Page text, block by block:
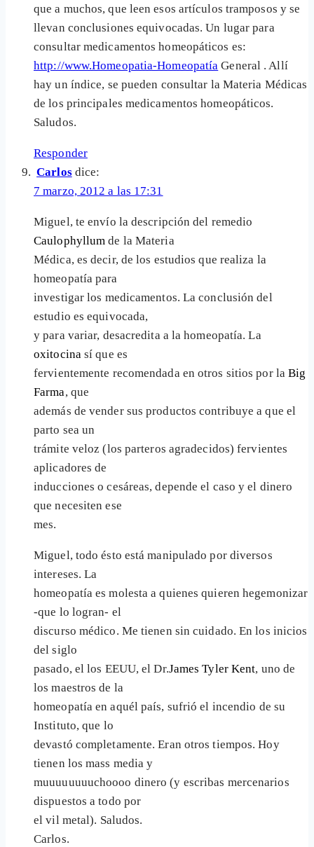
que a muchos, que leen esos artículos tramposos y se
llevan conclusiones equivocadas. Un lugar para
consultar medicamentos homeopáticos es:
http://www.Homeopatia-Homeopatía General . Allí
hay un índice, se pueden consultar la Materia Médicas
de los principales medicamentos homeopáticos.
Saludos.
Responder
Carlos dice:
7 marzo, 2012 a las 17:31
Miguel, te envío la descripción del remedio
Caulophyllumde la Materia
Médica, es decir, de los estudios que realiza la
homeopatía para
investigar los medicamentos. La conclusión del
estudio es equivocada,
y para variar, desacredita a la homeopatía. La
oxitocinasí que es
fervientemente recomendada en otros sitios por laBig
Farma, que
además de vender sus productos contribuye a que el
parto sea un
trámite veloz (los parteros agradecidos) fervientes
aplicadores de
inducciones o cesáreas, depende el caso y el dinero
que necesiten ese
mes.
Miguel, todo ésto está manipulado por diversos
intereses. La
homeopatía es molesta a quienes quieren hegemonizar
-que lo logran- el
discurso médico. Me tienen sin cuidado. En los inicios
del siglo
pasado, el los EEUU, el Dr.James Tyler Kent, uno de
los maestros de la
homeopatía en aquél país, sufrió el incendio de su
Instituto, que lo
devastó completamente. Eran otros tiempos. Hoy
tienen los mass media y
muuuuuuuuchoooo dinero (y escribas mercenarios
dispuestos a todo por
el vil metal). Saludos.
Carlos.